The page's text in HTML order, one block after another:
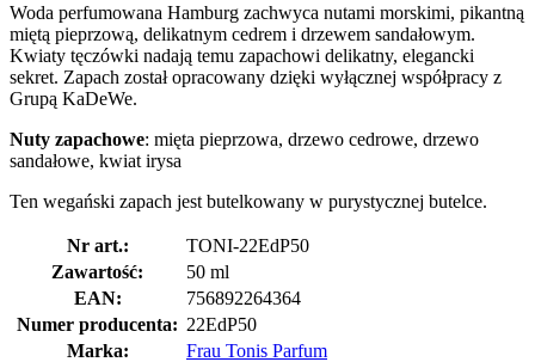
Woda perfumowana Hamburg zachwyca nutami morskimi, pikantną
miętą pieprzową, delikatnym cedrem i drzewem sandałowym.
Kwiaty tęczówki nadają temu zapachowi delikatny, elegancki
sekret. Zapach został opracowany dzięki wyłącznej współpracy z
Grupą KaDeWe.
Nuty zapachowe: mięta pieprzowa, drzewo cedrowe, drzewo
sandałowe, kwiat irysa
Ten wegański zapach jest butelkowany w purystycznej butelce.
Nr art.:
TONI-22EdP50
Zawartość:
50 ml
EAN:
756892264364
Numer producenta: 22EdP50
Marka:
Frau Tonis Parfum